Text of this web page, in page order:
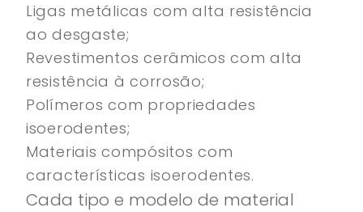
Ligas metálicas com alta resistência
ao desgaste;
Revestimentos cerâmicos com alta
resistência à corrosão;
Polímeros com propriedades
isoerodentes;
Materiais compósitos com
características isoerodentes.
Cada tipo e modelo de material